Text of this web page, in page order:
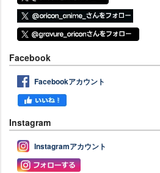
Facebook
Facebookアカウント
Instagram
Instagramアカウント